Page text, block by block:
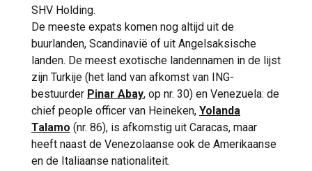
alleen over het vak kunt praten, maar ook
over kunst, over familie. Ze maakt heel
makkelijk contact.’
Op haar allereerste
aandeelhoudersvergadering als ceo van
a.s.r., in mei van dit jaar, maakte De Swart
meteen duidelijk waarop ze in wil zetten: ai.
Volgens haar zal ai het werk van alle ruim
7.000 werknemers bij de verzekeraar
bezighield met de internationale
positionering. Lerner, geboren in 1975 in
Stockholm, studeerde ‘sociale
wetenschappen met een economische
focus’ aan de universiteit van de Zweedse
hoofdstad.
In een profiel in Het Financieele Dagblad
vlak nadat het nieuws over haar benoeming
bij ING bekend werd, wordt Lerner een
SHV Holding.
De meeste expats komen nog altijd uit de
buurlanden, Scandinavië of uit Angelsaksische
landen. De meest exotische landennamen in de lijst
zijn Turkije (het land van afkomst van ING-
bestuurder Pinar Abay, op nr. 30) en Venezuela: de
chief people officer van Heineken, Yolanda
Talamo (nr. 86), is afkomstig uit Caracas, maar
heeft naast de Venezolaanse ook de Amerikaanse
en de Italiaanse nationaliteit.